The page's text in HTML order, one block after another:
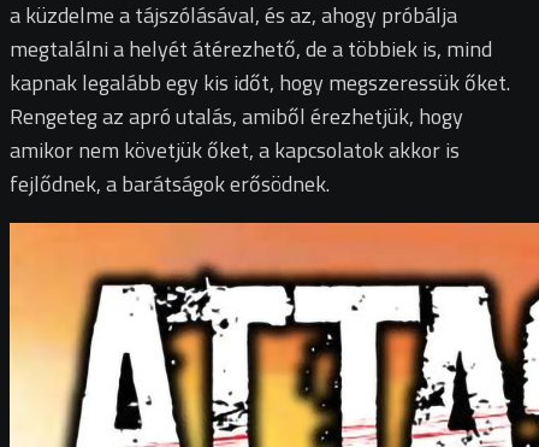
a küzdelme a tájszólásával, és az, ahogy próbálja
megtalálni a helyét átérezhető, de a többiek is, mind
kapnak legalább egy kis időt, hogy megszeressük őket.
Rengeteg az apró utalás, amiből érezhetjük, hogy
amikor nem követjük őket, a kapcsolatok akkor is
fejlődnek, a barátságok erősödnek.